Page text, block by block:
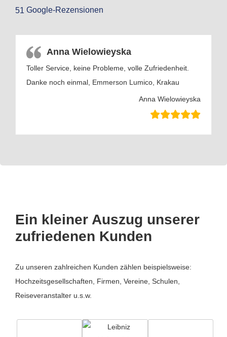
51 Google-Rezensionen
Anna Wielowieyska
Toller Service, keine Probleme, volle Zufriedenheit.
Danke noch einmal, Emmerson Lumico, Krakau
Anna Wielowieyska
Ein kleiner Auszug unserer
zufriedenen Kunden
Zu unseren zahlreichen Kunden zählen beispielsweise:
Hochzeitsgesellschaften, Firmen, Vereine, Schulen,
Reiseveranstalter u.s.w.